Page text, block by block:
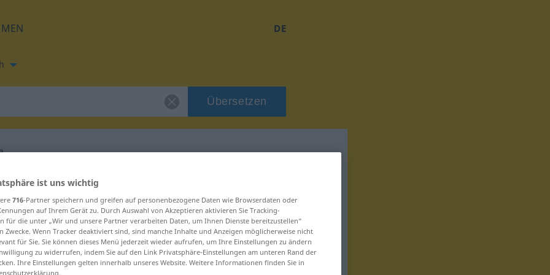
DE
Übersetzen
für "celebrera"
transitives Zeitwort
ist uns wichtig
716-Partner speichern und greifen auf personenbezogene Daten wie Browserdaten oder
auf Ihrem Gerät zu. Durch Auswahl von Akzeptieren aktivieren Sie Tracking-
für die unter „Wir und unsere Partner verarbeiten Daten, um Ihnen Dienste bereitzustellen“
Zwecke. Wenn Tracker deaktiviert sind, sind manche Inhalte und Anzeigen möglicherweise nicht
für Sie. Sie können dieses Menü jederzeit wieder aufrufen, um Ihre Einstellungen zu ändern
zu widerrufen, indem Sie auf den Link Privatsphäre-Einstellungen am unteren Rand der
Ihre Einstellungen gelten innerhalb unseres Website. Weitere Informationen finden Sie in